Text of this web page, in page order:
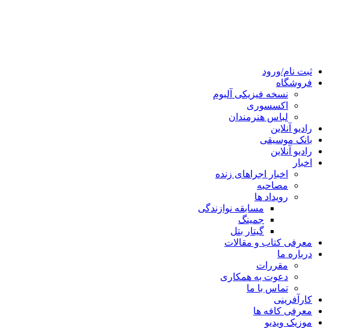
ثبت نام/ورود
فروشگاه
نسخه فیزیکی آلبوم
اکسسوری
لباس هنرمندان
رادیو آنلاین
بانک موسیقی
رادیو آنلاین
اخبار
اخبار اجراهای زنده
مصاحبه
رویداد ها
مسابقه نوازندگی
جمینگ
گیتار بتل
معرفی کتاب و مقالات
درباره ما
مقررات
دعوت به همکاری
تماس با ما
کارآفرینی
معرفی کافه ها
موزیک ویدیو